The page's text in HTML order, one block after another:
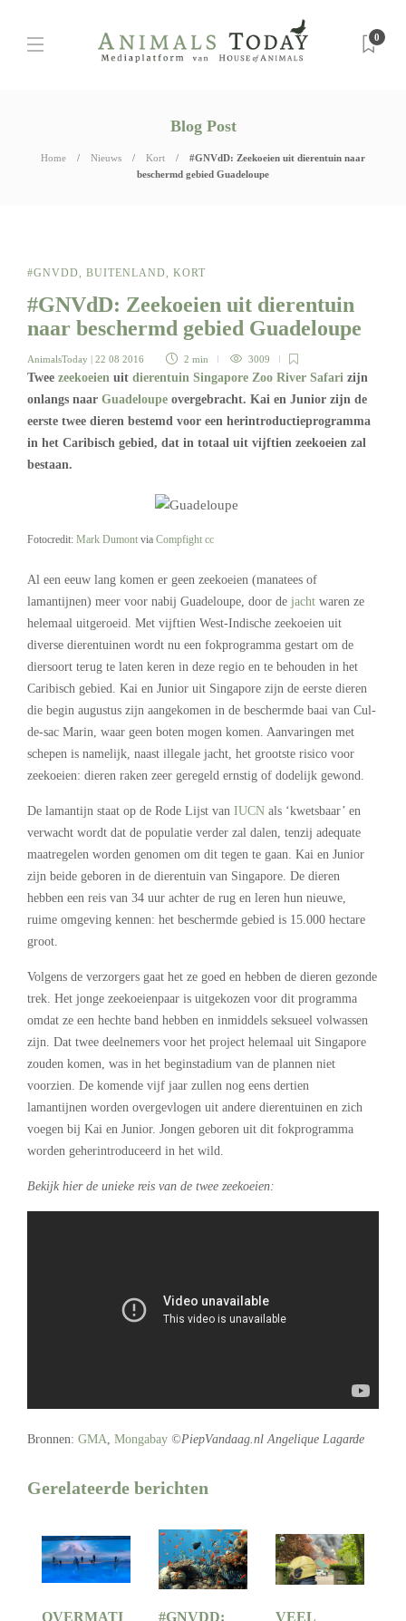
0
Blog Post
Home Nieuws Kort
#GNVdD: Zeekoeien uit dierentuin naar
beschermd gebied Guadeloupe
#GNVDD, BUITENLAND, KORT
#GNVdD: Zeekoeien uit dierentuin
naar beschermd gebied Guadeloupe
AnimalsToday | 22 08 2016 2 min 3009
Twee zeekoeien uit dierentuin Singapore Zoo River Safari zijn
onlangs naar Guadeloupe overgebracht. Kai en Junior zijn de
eerste twee dieren bestemd voor een herintroductieprogramma
in het Caribisch gebied, dat in totaal uit vijftien zeekoeien zal
bestaan.
Fotocredit: Mark Dumont via Compfight cc
Al een eeuw lang komen er geen zeekoeien (manatees of
lamantijnen) meer voor nabij Guadeloupe, door de jacht waren ze
helemaal uitgeroeid. Met vijftien West-Indische zeekoeien uit
diverse dierentuinen wordt nu een fokprogramma gestart om de
diersoort terug te laten keren in deze regio en te behouden in het
Caribisch gebied. Kai en Junior uit Singapore zijn de eerste dieren
die begin augustus zijn aangekomen in de beschermde baai van Cul-
de-sac Marin, waar geen boten mogen komen. Aanvaringen met
schepen is namelijk, naast illegale jacht, het grootste risico voor
zeekoeien: dieren raken zeer geregeld ernstig of dodelijk gewond.
De lamantijn staat op de Rode Lijst van IUCN als ‘kwetsbaar’ en
verwacht wordt dat de populatie verder zal dalen, tenzij adequate
maatregelen worden genomen om dit tegen te gaan. Kai en Junior
zijn beide geboren in de dierentuin van Singapore. De dieren
hebben een reis van 34 uur achter de rug en leren hun nieuwe,
ruime omgeving kennen: het beschermde gebied is 15.000 hectare
groot.
Volgens de verzorgers gaat het ze goed en hebben de dieren gezonde
trek. Het jonge zeekoeienpaar is uitgekozen voor dit programma
omdat ze een hechte band hebben en inmiddels seksueel volwassen
zijn. Dat twee deelnemers voor het project helemaal uit Singapore
zouden komen, was in het beginstadium van de plannen niet
voorzien. De komende vijf jaar zullen nog eens dertien
lamantijnen worden overgevlogen uit andere dierentuinen en zich
voegen bij Kai en Junior. Jongen geboren uit dit fokprogramma
worden geherintroduceerd in het wild.
Bekijk hier de unieke reis van de twee zeekoeien:
Bronnen: GMA, Mongabay ©PiepVandaag.nl Angelique Lagarde
Gerelateerde berichten
OVERMATI
#GNVDD:
VEEL